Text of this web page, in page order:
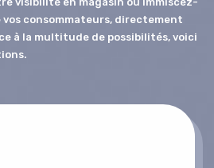
vos consommateurs, directement
à la multitude de possibilités, voici